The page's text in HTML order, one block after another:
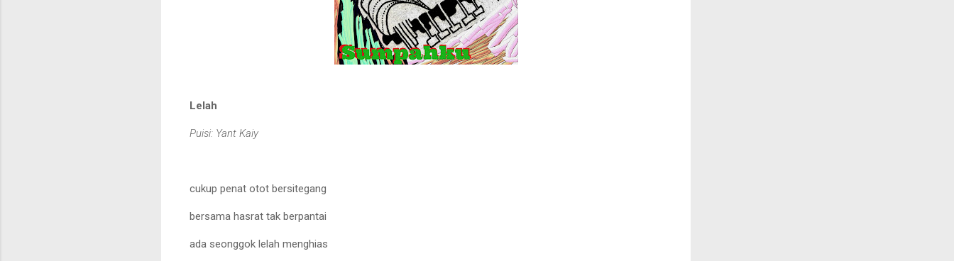
Lelah
Puisi: Yant Kaiy
cukup penat otot bersitegang
bersama hasrat tak berpantai
ada seonggok lelah menghias